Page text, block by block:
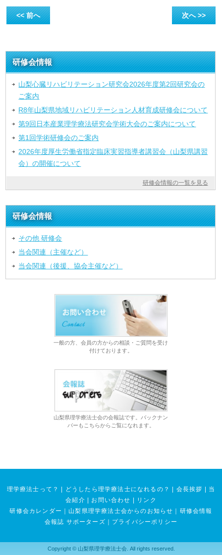
<< 前へ 次へ >>
研修会情報
山梨心臓リハビリテーション研究会2026年度第2回研究会の
ご案内
R8年山梨県地域リハビリテーション人材育成研修会について
第9回日本産業理学療法研究会学術大会のご案内について
第1回学術研修会のご案内
2026年度厚生労働省指定臨床実習指導者講習会（山梨県講習
会）の開催について
研修会情報の一覧を見る
研修会情報
その他 研修会
当会関連（主催など）
当会関連（後援、協会主催など）
一般の方、会員の方からの相談・ご質問を受け
付けております。
山梨県理学療法士会の会報誌です。バックナン
バーもこちらからご覧になれます。
理学療法士って？ どうしたら理学療法士になれるの？ 会長挨拶
当
会紹介
お問い合わせ
リンク
研修会カレンダー
山梨県理学療法士会からのお知らせ
研修会情報
会報誌 サポーターズ
プライバシーポリシー
Copyright © 山梨県理学療法士会. All rights reserved.